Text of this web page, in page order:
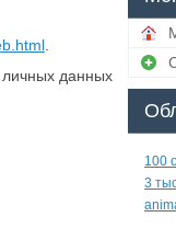
.
личных данных
100
3